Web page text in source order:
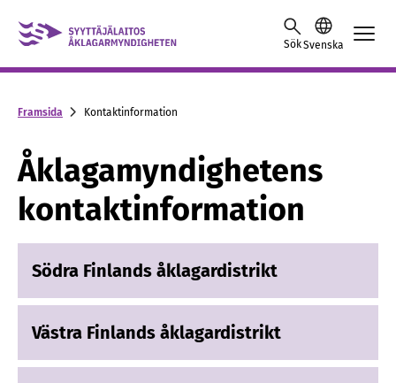
Skip to content -saavutettavuusohje
SökSvenska
Framsida Kontaktinformation
Åklagamyndighetens
kontaktinformation
Södra Finlands åklagardistrikt
Västra Finlands åklagardistrikt